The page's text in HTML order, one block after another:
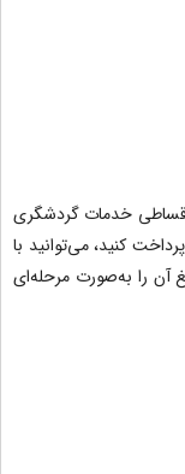
خدمات گردشگری
کنید، می‌توانید با
آن را به‌صورت مرحله‌ای